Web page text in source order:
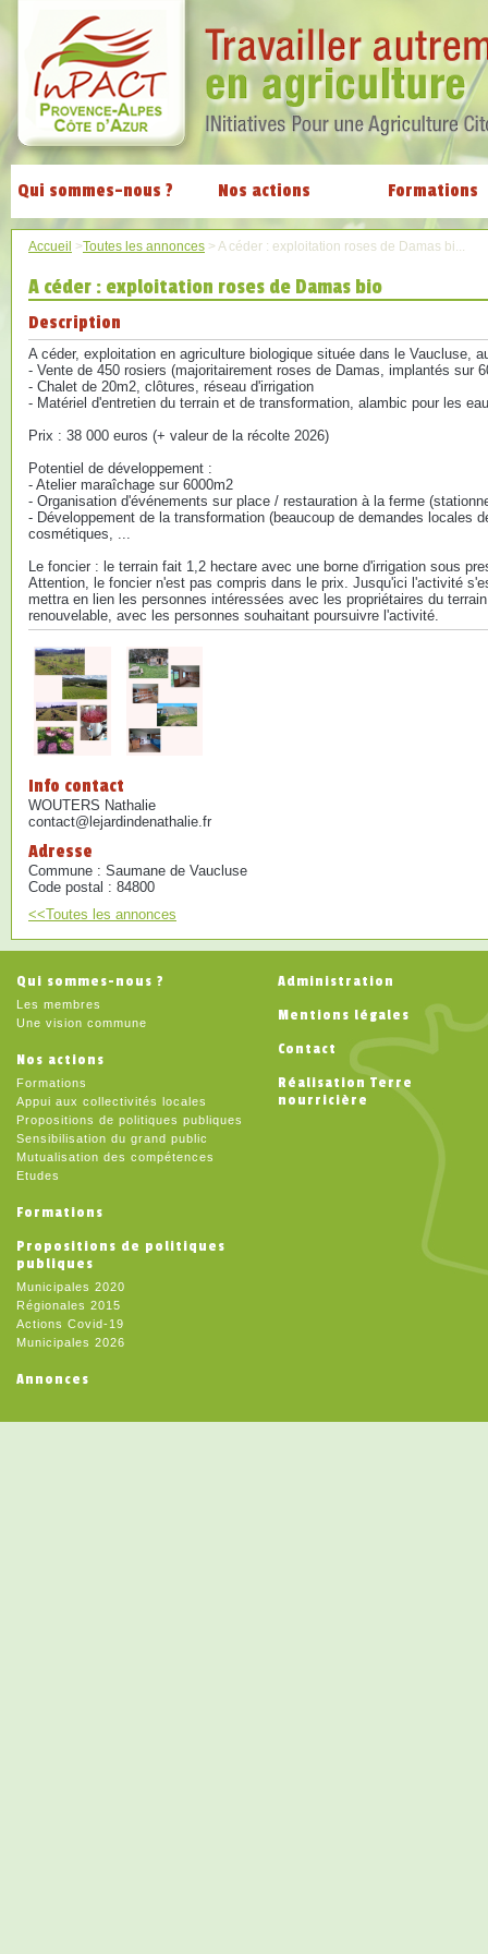
Qui sommes-nous ? Nos actions Formations
Accueil >Toutes les annonces > A céder : exploitation roses de Damas bi...
A céder : exploitation roses de Damas bio
Description
A céder, exploitation en agriculture biologique située dans le Vaucluse,
- Vente de 450 rosiers (majoritairement roses de Damas, implantés sur
- Chalet de 20m2, clôtures, réseau d'irrigation
- Matériel d'entretien du terrain et de transformation, alambic pour les
Prix : 38 000 euros (+ valeur de la récolte 2026)
Potentiel de développement :
- Atelier maraîchage sur 6000m2
- Organisation d'événements sur place / restauration à la ferme
- Développement de la transformation (beaucoup de demandes
cosmétiques, ...
Le foncier : le terrain fait 1,2 hectare avec une borne d'irrigation sous
Attention, le foncier n'est pas compris dans le prix. Jusqu'ici l'activité
mettra en lien les personnes intéressées avec les propriétaires du
renouvelable, avec les personnes souhaitant poursuivre l'activité.
Info contact
WOUTERS Nathalie
contact@lejardindenathalie.fr
Adresse
Commune : Saumane de Vaucluse
Code postal : 84800
<<Toutes les annonces
Qui sommes-nous ?
Les membres
Une vision commune
Nos actions
Formations
Appui aux collectivités locales
Propositions de politiques publiques
Sensibilisation du grand public
Mutualisation des compétences
Etudes
Formations
Propositions de politiques
publiques
Municipales 2020
Régionales 2015
Actions Covid-19
Municipales 2026
Annonces
Administration
Mentions légales
Contact
Réalisation Terre
nourricière